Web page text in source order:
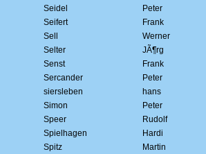
Seidel
Peter
Seifert
Frank
Sell
Werner
Selter
JÃ¶rg
Senst
Frank
Sercander
Peter
siersleben
hans
Simon
Peter
Speer
Rudolf
Spielhagen
Hardi
Spitz
Martin